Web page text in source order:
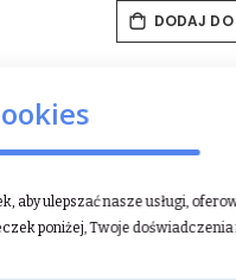
DODAJ
aby ulepszać nasze usługi,
poniżej, Twoje